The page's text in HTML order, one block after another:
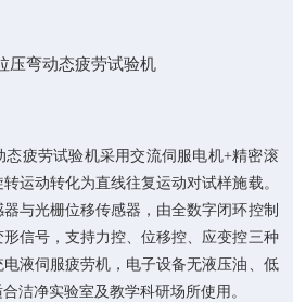
疲劳试验机采用交流伺服电机+精密滚
运动转化为直线往复运动对试样施载。
与光栅位移传感器，由全数字闭环控制
信号，支持力控、位移控、应变控三种
液伺服疲劳机，电子设备无液压油、低
洁净实验室及教学科研场所使用。